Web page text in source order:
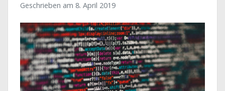
Geschrieben am 8. April 2019